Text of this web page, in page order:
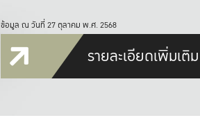
ข้อมูล ณ วันที่ 27 ตุลาคม พ.ศ. 2568
รายละเอียดเพิ่มเติม